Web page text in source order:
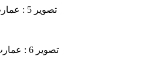
تصویر 5 : عمارت تخریب شده باغ زرشک
تصویر 6 : عمارت تخریب شده باغ گلدسته